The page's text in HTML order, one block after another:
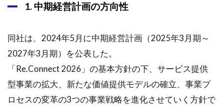
1. 中期経営計画の方向性
同社は、2024年5月に中期経営計画（2025年3月期～
2027年3月期）を公表した。
「Re.Connect 2026」の基本方針の下、サービス提供
型事業の拡大、新たな価値提供モデルの確立、事業プ
ロセスの変革の3つの事業戦略を進化させていく方針で